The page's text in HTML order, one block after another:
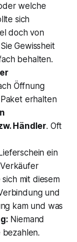
welche
sich
doch von
Gewissheit
behalten.
Öffnung
erhalten
Händler. Oft
ein
mit diesem
und
kam und was
Niemand
bezahlen.